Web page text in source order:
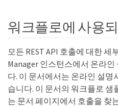
워크플로에 사용
모든 REST API 호출에 대한 세
Manager 인스턴스에서 온라
다. 이 문서에서는 온라인 설
습니다. 이 문서의 워크플로 샘
는 문서 페이지에서 호출을 찾